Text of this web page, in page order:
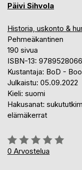
Päivi Sihvola
Historia, uskonto &
Pehmeäkantinen
190 sivua
ISBN-13:
Kustantaja: BoD -
Julkaistu: 05.09.2022
Kieli: suomi
Hakusanat:
elämäkerrat
Arvostelu::
0%
0 Arvostelua